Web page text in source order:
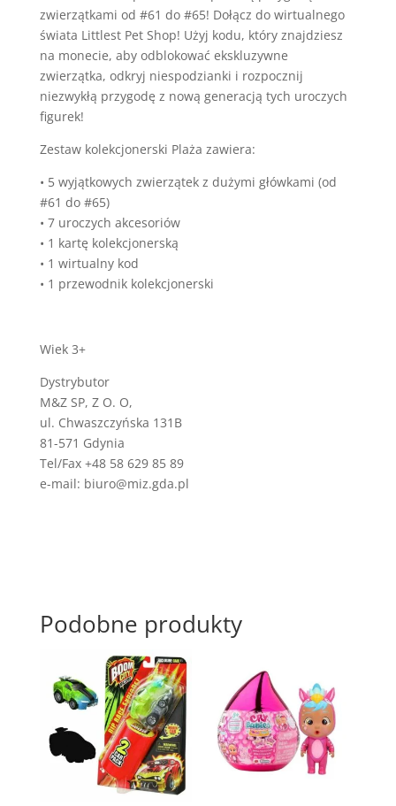
zwierzątkami od #61 do #65! Dołącz do wirtualnego
świata Littlest Pet Shop! Użyj kodu, który znajdziesz
na monecie, aby odblokować ekskluzywne
zwierzątka, odkryj niespodzianki i rozpocznij
niezwykłą przygodę z nową generacją tych uroczych
figurek!
Zestaw kolekcjonerski Plaża zawiera:
• 5 wyjątkowych zwierzątek z dużymi główkami (od
#61 do #65)
• 7 uroczych akcesoriów
• 1 kartę kolekcjonerską
• 1 wirtualny kod
• 1 przewodnik kolekcjonerski
Wiek 3+
Dystrybutor
M&Z SP, Z O. O,
ul. Chwaszczyńska 131B
81-571 Gdynia
Tel/Fax +48 58 629 85 89
e-mail: biuro@miz.gda.pl
Podobne produkty